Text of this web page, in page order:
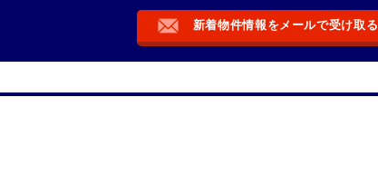
新着物件情報をメールで受け取る